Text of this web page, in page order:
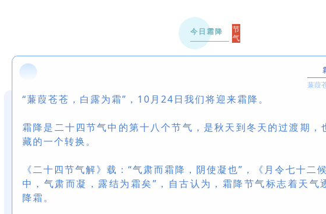
今日霜降
节
气
蒹葭
“蒹葭苍苍，白露为霜”，10月24日我们将迎来霜降。
霜降是二十四节气中的第十八个节气，是秋天到冬天的过渡期，
藏的一个转换。
《二十四节气解》载：“气肃而霜降，阴使凝也”，《月令七十二
中，气肃而凝，露结为霜矣”，自古认为，霜降节气标志着天气
降霜。